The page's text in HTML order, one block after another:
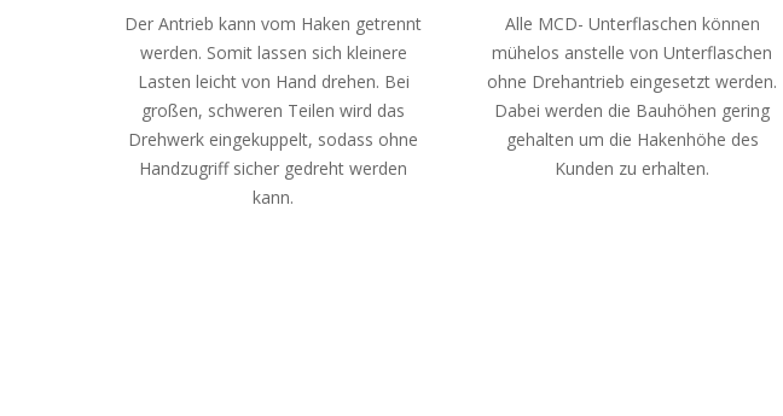
Der Antrieb kann vom Haken getrennt
werden. Somit lassen sich kleinere
Lasten leicht von Hand drehen. Bei
großen, schweren Teilen wird das
Drehwerk eingekuppelt, sodass ohne
Handzugriff sicher gedreht werden
kann.
Alle MCD- Unterflaschen können
mühelos anstelle von Unterflaschen
ohne Drehantrieb eingesetzt werden.
Dabei werden die Bauhöhen gering
gehalten um die Hakenhöhe des
Kunden zu erhalten.